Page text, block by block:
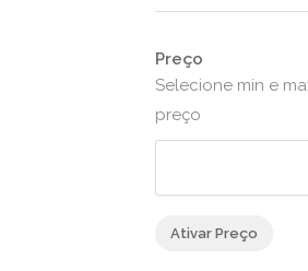
Preço
Selecione min e
preço
Ativar Preço